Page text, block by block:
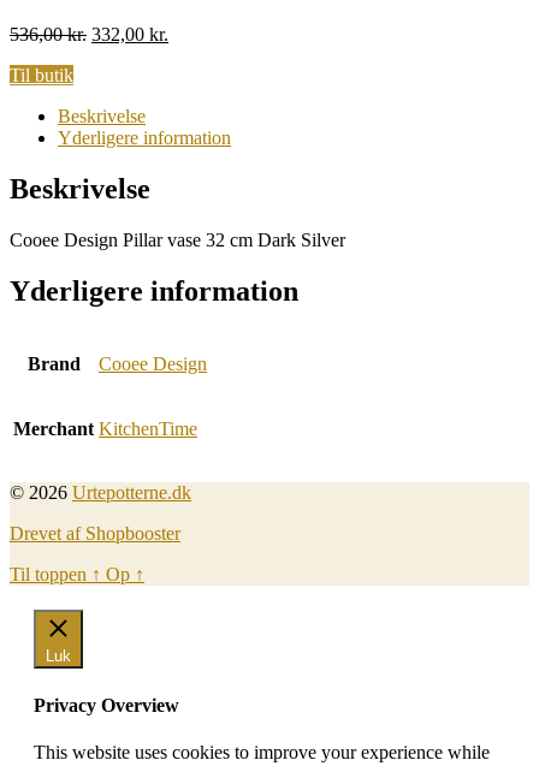
536,00kr. Original
332,00 kr.
Til butik
Beskrivelse
Yderligere information
Beskrivelse
Cooee Design Pillar vase 32 cm Dark Silver
Yderligere information
Brand Cooee Design
Merchant KitchenTime
© 2026 Urtepotterne.dk
Drevet af Shopbooster
Til toppen ↑ Op ↑
Luk
Privacy Overview
This website uses cookies to improve your experience while